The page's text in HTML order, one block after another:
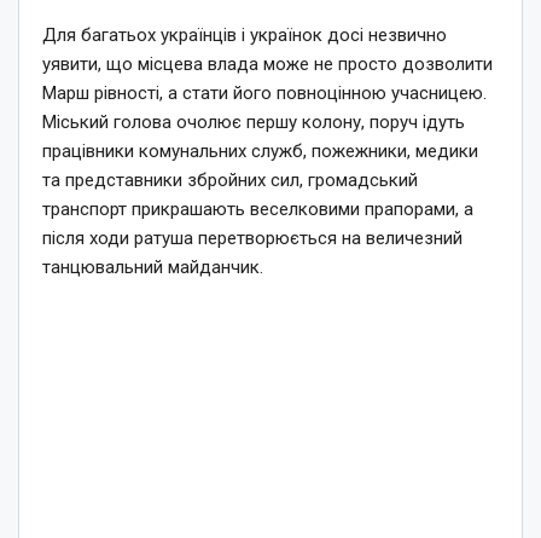
Для багатьох українців і українок досі незвично
уявити, що місцева влада може не просто дозволити
Марш рівності, а стати його повноцінною учасницею.
Міський голова очолює першу колону, поруч ідуть
працівники комунальних служб, пожежники, медики
та представники збройних сил, громадський
транспорт прикрашають веселковими прапорами, а
після ходи ратуша перетворюється на величезний
танцювальний майданчик.